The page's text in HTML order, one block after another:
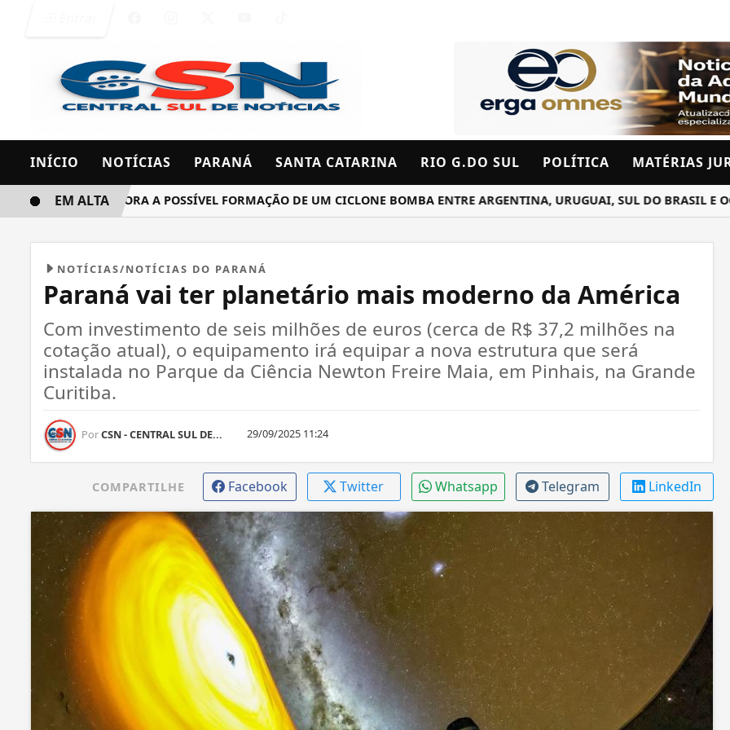
INÍCIO NOTÍCIAS PARANÁ SANTA CATARINA RIO G.DO SUL POLÍTICA MATÉRIAS
INMET MONITORA A POSSÍVEL FORMAÇÃO DE UM CICLONE BOMBA ENTRE ARGENTINA, URUGUAI, SUL DO BRASIL E
EM ALTA
NOTÍCIAS/NOTÍCIAS DO PARANÁ
Paraná vai ter planetário mais moderno da América
Com investimento de seis milhões de euros (cerca de R$ 37,2 milhões na
cotação atual), o equipamento irá equipar a nova estrutura que será
instalada no Parque da Ciência Newton Freire Maia, em Pinhais, na Grande
Curitiba.
PorCSN - CENTRAL SUL DE... 29/09/2025 11:24
COMPARTILHE Facebook Twitter Whatsapp Telegram LinkedIn